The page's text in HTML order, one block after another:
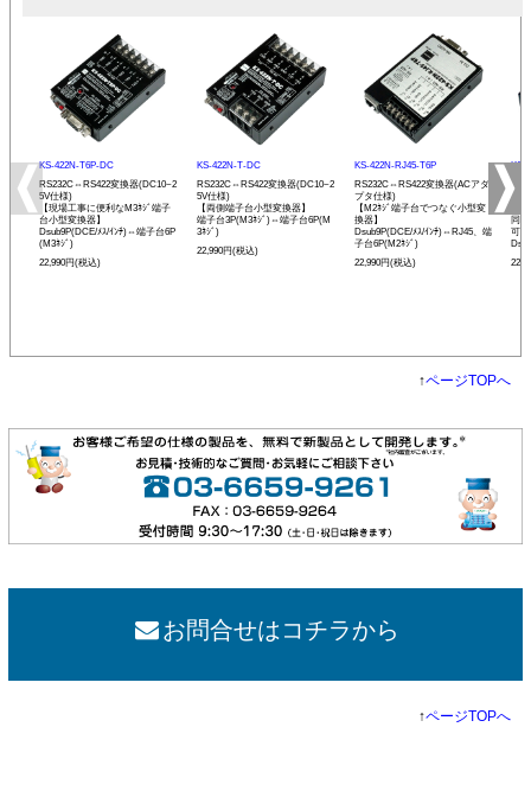
KS-422N-T6P-DC
RS232C⇔RS422変換器(DC10~2
5V仕様)
【現場工事に便利なM3ﾈｼﾞ端子
台小型変換器】
Dsub9P(DCE/ﾒｽ/ｲﾝﾁ)⇔端子台6P
(M3ﾈｼﾞ)
22,990円(税込)
KS-422N-T-DC
RS232C⇔RS422変換器(DC10~2
5V仕様)
【両側端子台小型変換器】
端子台3P(M3ﾈｼﾞ)⇔端子台6P(M
3ﾈｼﾞ)
22,990円(税込)
KS-422N-RJ45-T6P
RS232C⇔RS422変換器(ACアダ
プタ仕様)
【M2ﾈｼﾞ端子台でつなぐ小型変
換器】
Dsub9P(DCE/ﾒｽ/ｲﾝﾁ)⇔RJ45、端
子台6P(M2ﾈｼﾞ)
22,990円(税込)
KS-
プ
同
可
↑ページTOPへ
お問合せはコチラから
↑ページTOPへ